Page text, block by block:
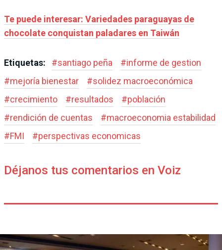
Te puede interesar: Variedades paraguayas de
chocolate conquistan paladares en Taiwán
Etiquetas: #santiago peña #informe de gestion
#mejoría bienestar #solidez macroeconómica
#crecimiento #resultados #población
#rendición de cuentas #macroeconomia estabilidad
#FMI #perspectivas economicas
Déjanos tus comentarios en Voiz